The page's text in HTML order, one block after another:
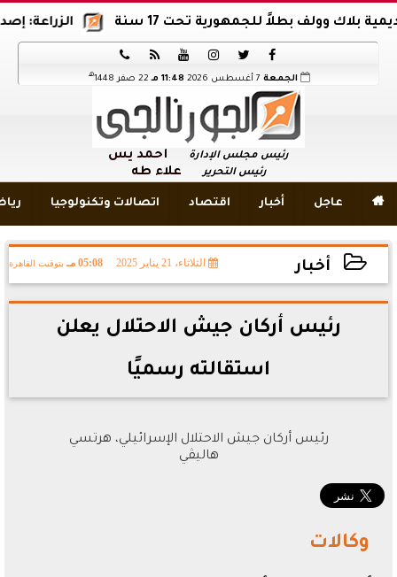
الزراعة: إصدار 12 ألف موافقة وتصريح بالمبيدات خلال 6 شهور وولف بطلاً للجمهورية تحت 17 سنة






الجمعة 11:48 مـ 22 صفر 1448 هـ
رئيس مجلس الإدارة أحمد يس
رئيس التحرير علاء طه
 عاجل أخبار اقتصاد اتصالات وتكنولوجيا
أخبار الثلاثاء، 21 يناير 2025 05:08 مـ بتوقيت القاهرة
2025-01-21 17:08:43
رئيس أركان جيش الاحتلال يعلن
استقالته رسميًا
رئيس أركان جيش الاحتلال الإسرائيلي، هرتسي
هاليڤي
وكالات